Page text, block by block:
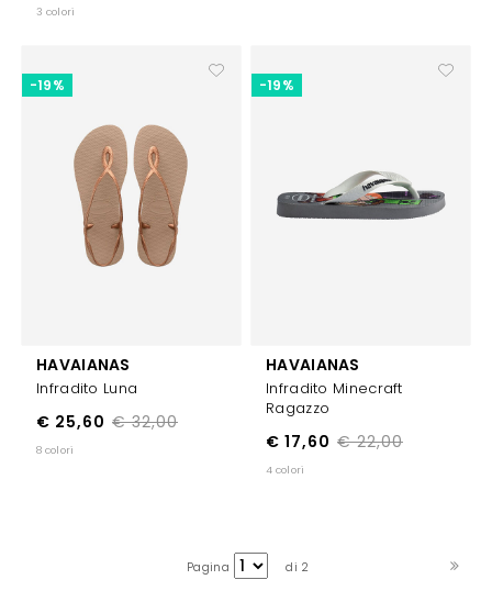
3 colori
HAVAIANAS
Infradito Luna
€ 32,00
€ 25,60
-19%
8 colori
HAVAIANAS
Infradito Minecraft
Ragazzo
€ 22,00
€ 17,60
-19%
4 colori
Pagina di 2